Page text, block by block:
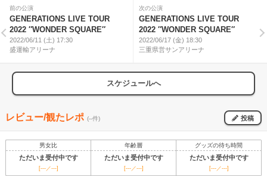
前の公演
GENERATIONS LIVE TOUR
2022 ″WONDER SQUARE″
2022/06/11 (土) 17:30
盛運輸アリーナ
次の公演
GENERATIONS LIVE TOUR
2022 ″WONDER SQUARE″
2022/06/17 (金) 18:30
三重県営サンアリーナ
スケジュールへ
レビュー/観たレポ (--件) 投稿
男女比 年齢層 グッズの待ち時間
ただいま受付中です ただいま受付中です ただいま受付中です
[---／---] [---／---] [---／---]